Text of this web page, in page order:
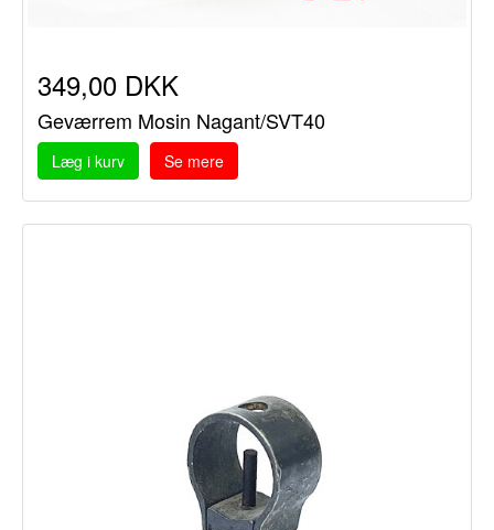
349,00 DKK
Geværrem Mosin Nagant/SVT40
Læg i kurv Se mere